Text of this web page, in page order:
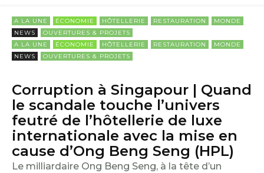
U
I
L
A LA UNE ÉCONOMIE HÔTELLERIE RESTAURATION
MONDE
NEWS
OUVERTURES & PROJETS
A LA UNE
ÉCONOMIE HÔTELLERIE RESTAURATION
MONDE
NEWS
OUVERTURES & PROJETS
Corruption à Singapour | Quand
le scandale touche l’univers
feutré de l’hôtellerie de luxe
internationale avec la mise en
cause d’Ong Beng Seng (HPL)
Le milliardaire Ong Beng Seng, à la tête d’un